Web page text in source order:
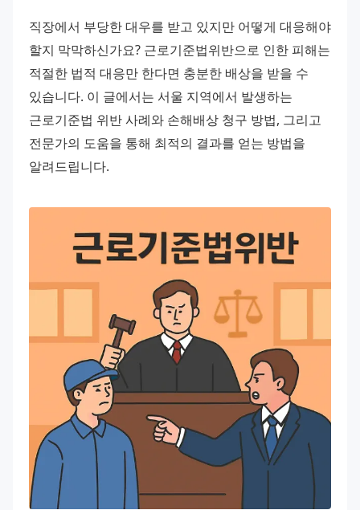
직장에서 부당한 대우를 받고 있지만 어떻게 대응해야
할지 막막하신가요? 근로기준법위반으로 인한 피해는
적절한 법적 대응만 한다면 충분한 배상을 받을 수
있습니다. 이 글에서는 서울 지역에서 발생하는
근로기준법 위반 사례와 손해배상 청구 방법, 그리고
전문가의 도움을 통해 최적의 결과를 얻는 방법을
알려드립니다.